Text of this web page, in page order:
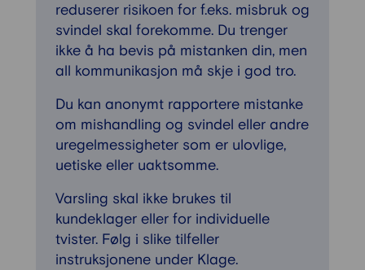
reduserer risikoen for f.eks. misbruk og
svindel skal forekomme. Du trenger
ikke å ha bevis på mistanken din, men
all kommunikasjon må skje i god tro.
Du kan anonymt rapportere mistanke
om mishandling og svindel eller andre
uregelmessigheter som er ulovlige,
uetiske eller uaktsomme.
Varsling skal ikke brukes til
kundeklager eller for individuelle
tvister. Følg i slike tilfeller
instruksjonene under Klage.